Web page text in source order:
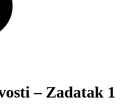
– Zadatak 1